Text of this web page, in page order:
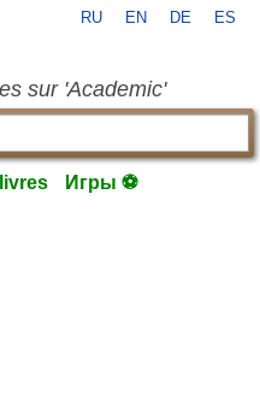
RU EN DE ES
sur 'Academic'
livres Игры ⚽